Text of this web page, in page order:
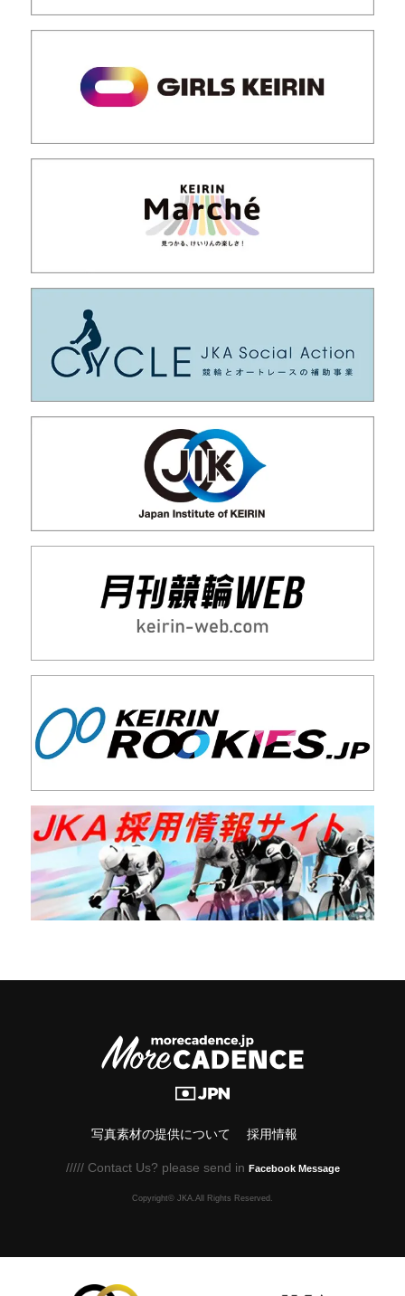
写真素材の提供について 採用情報
///// Contact Us? please send in Facebook Message
Copyright© JKA.All Rights Reserved.